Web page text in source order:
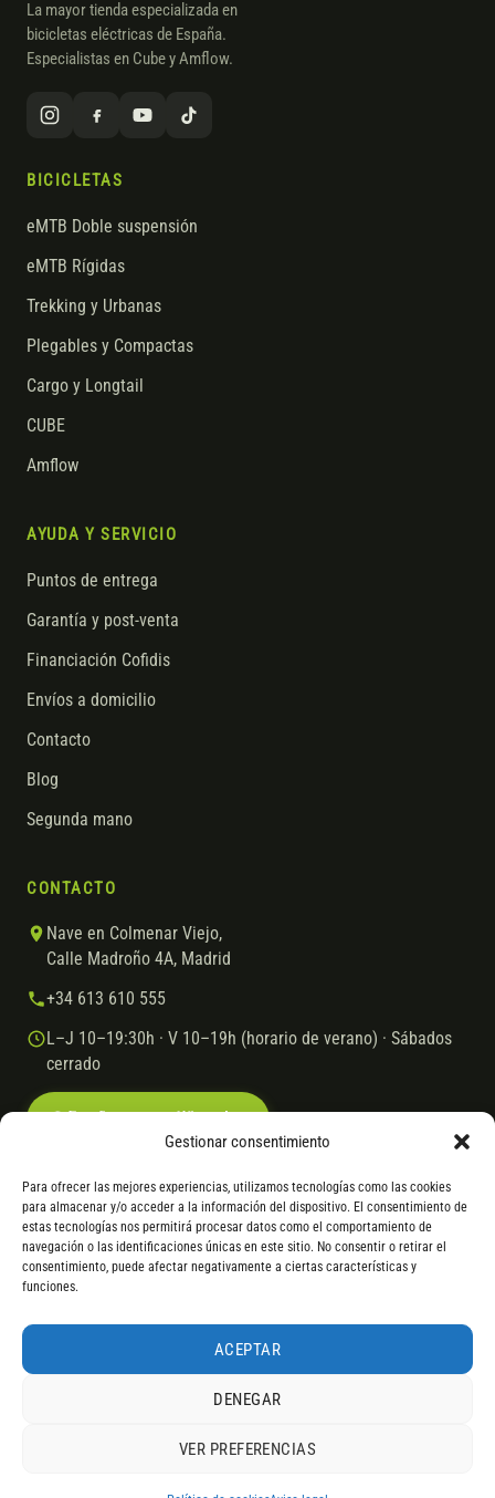
Gestionar consentimiento
Para ofrecer las mejores experiencias, utilizamos tecnologías como las cookies
para almacenar y/o acceder a la información del dispositivo. El consentimiento de
estas tecnologías nos permitirá procesar datos como el comportamiento de
navegación o las identificaciones únicas en este sitio. No consentir o retirar el
consentimiento, puede afectar negativamente a ciertas características y
funciones.
ACEPTAR
DENEGAR
VER PREFERENCIAS
La mayor tienda especializada en
bicicletas eléctricas de España.
Especialistas en Cube y Amflow.
BICICLETAS
eMTB Doble suspensión
eMTB Rígidas
Trekking y Urbanas
Plegables y Compactas
Cargo y Longtail
CUBE
Amflow
AYUDA Y SERVICIO
Puntos de entrega
Garantía y post-venta
Financiación Cofidis
Envíos a domicilio
Contacto
Blog
Segunda mano
CONTACTO
Nave en Colmenar Viejo,
Calle Madroño 4A, Madrid
+34 613 610 555
L–J 10–19:30h · V 10–19h (horario de verano) · Sábados
cerrado
© 2026 Ebike.esAviso legal Política de cookies
VISA Mastercard Transferencia Cofidis
* Financiación instantánea con Cofidis hasta 6.000 € sin intereses.
Gasto de apertura: 4% hasta 18 meses y 7% a 24 meses. Consulta
* Los modelos con entrega inmediata se envían 24 h laborables tras el
servir el producto, se devuelve el importe sin coste. La información de
RESEÑAS DE